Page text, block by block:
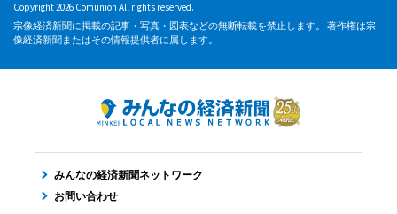
Copyright 2026 Comunion All rights reserved.
宗像経済新聞に掲載の記事・写真・図表などの無断転載を禁止します。 著作権は宗
像経済新聞またはその情報提供者に属します。
みんなの経済新聞ネットワーク
お問い合わせ